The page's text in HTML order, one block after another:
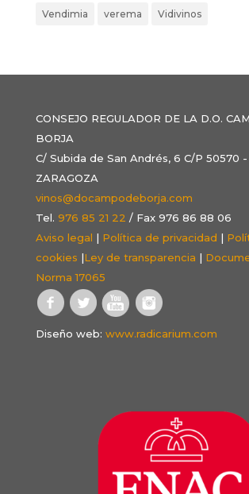
Vendimia verema Vidivinos
CONSEJO REGULADOR DE LA D.O.
BORJA
C/ Subida de San Andrés, 6 C/P 50570
ZARAGOZA
vinos@docampodeborja.com
Tel. 976 85 21 22 / Fax 976 86 88 06
Aviso legal | Política de privacidad |
cookies |Ley de transparencia |
Norma 17065
Diseño web: www.radicarium.com